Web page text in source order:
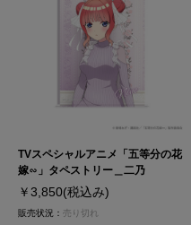
TVスペシャルアニメ「五等分の花
嫁∽」タペストリー＿二乃
￥3,850(税込み)
販売状況： 売り切れ